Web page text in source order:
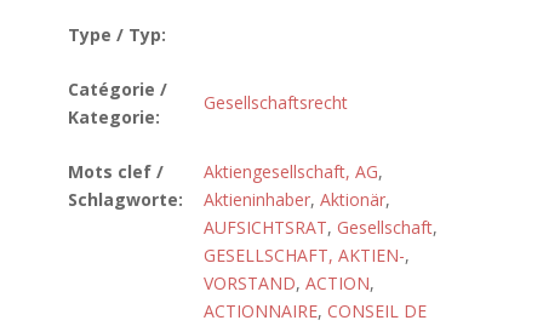
Type / Typ:
Catégorie /
Kategorie:
Gesellschaftsrecht
Mots clef /
Schlagworte:
Aktiengesellschaft, AG,
Aktieninhaber, Aktionär,
AUFSICHTSRAT, Gesellschaft,
GESELLSCHAFT, AKTIEN-,
VORSTAND, ACTION,
ACTIONNAIRE, CONSEIL DE